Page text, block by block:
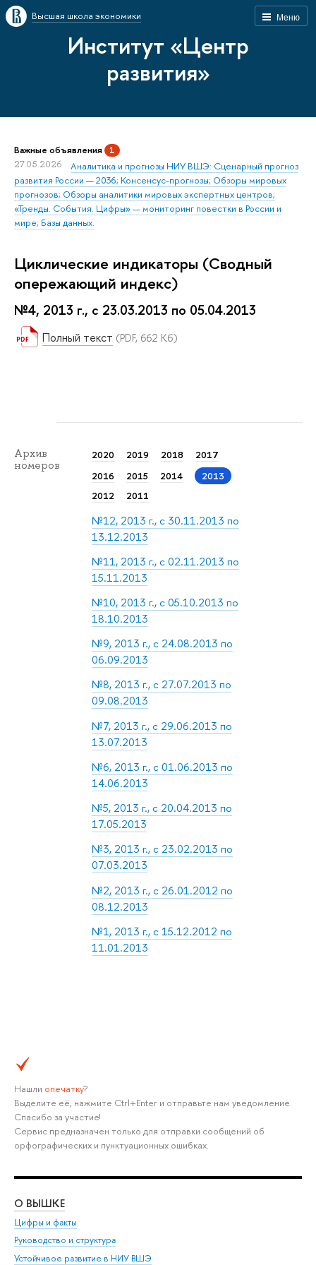
Меню
Высшая школа экономики
Институт «Центр
развития»
Важные объявления 1
27.05.2026
Аналитика и прогнозы НИУ ВШЭ: Сценарный прогноз
развития России — 2036; Консенсус-прогнозы; Обзоры мировых
прогнозов; Обзоры аналитики мировых экспертных центров;
«Тренды. События. Цифры» — мониторинг повестки в России и
мире; Базы данных.
Циклические индикаторы (Сводный
опережающий индекс)
№4, 2013 г., с 23.03.2013 по 05.04.2013
Полный текст (PDF, 662 Кб)
Архив
номеров
2020 2019 2018
2017
2016
2015 2014
2013
2012
2011
№12, 2013 г., с 30.11.2013 по
13.12.2013
№11, 2013 г., с 02.11.2013 по
15.11.2013
№10, 2013 г., с 05.10.2013 по
18.10.2013
№9, 2013 г., с 24.08.2013 по
06.09.2013
№8, 2013 г., с 27.07.2013 по
09.08.2013
№7, 2013 г., с 29.06.2013 по
13.07.2013
№6, 2013 г., с 01.06.2013 по
14.06.2013
№5, 2013 г., с 20.04.2013 по
17.05.2013
№3, 2013 г., с 23.02.2013 по
07.03.2013
№2, 2013 г., с 26.01.2012 по
08.12.2013
№1, 2013 г., с 15.12.2012 по
11.01.2013
Нашли опечатку?
Выделите её, нажмите Ctrl+Enter и отправьте нам уведомление.
Спасибо за участие!
Сервис предназначен только для отправки сообщений об
орфографических и пунктуационных ошибках.
О ВЫШКЕ
Цифры и факты
Руководство и структура
Устойчивое развитие в НИУ ВШЭ